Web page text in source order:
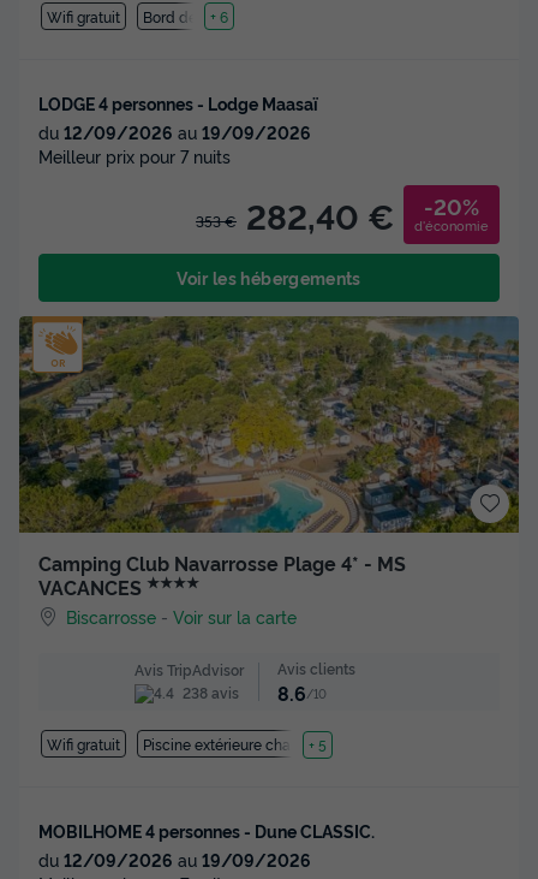
Wifi gratuit Bord de mer
+ 6
LODGE 4 personnes - Lodge Maasaï
du 12/09/2026 au 19/09/2026
Meilleur prix pour 7 nuits
353 € 282,40 € -20%
d'économie
Voir les hébergements
Camping Club Navarrosse Plage 4* - MS
VACANCES ★★★★
Biscarrosse -Voir sur la carte
Avis TripAdvisor
238 avis
Avis clients
8.6/10
Wifi gratuit Piscine extérieure chauffée
+ 5
MOBILHOME 4 personnes - Dune CLASSIC.
du 12/09/2026 au 19/09/2026